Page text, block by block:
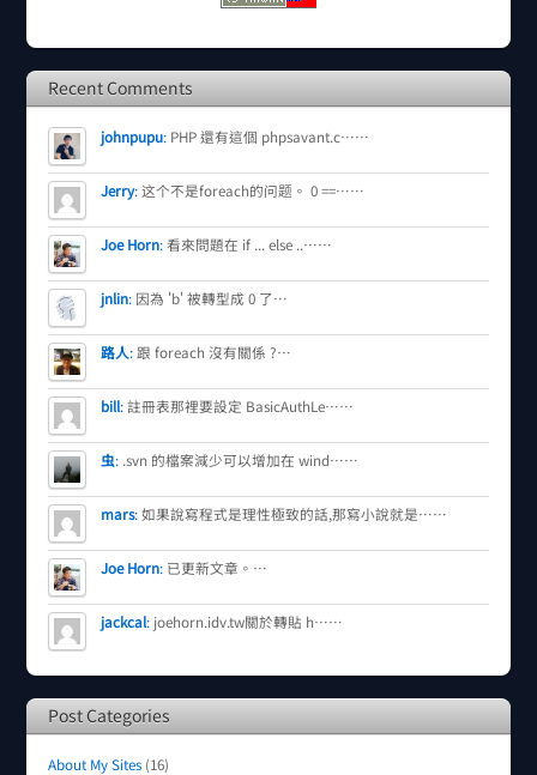
Recent Comments
johnpupu: PHP 還有這個 phpsavant.c……
Jerry:这个不是foreach的问题。 0 ==……
Joe Horn:看來問題在 if ... else ..……
jnlin: 因為 'b' 被轉型成 0 了…
路人: 跟 foreach 沒有關係 ?…
bill:註冊表那裡要設定 BasicAuthLe……
虫: .svn 的檔案減少可以增加在 wind……
mars:如果說寫程式是理性極致的話,那寫小說就是……
Joe Horn: 已更新文章。…
jackcal: joehorn.idv.tw關於轉貼 h……
Post Categories
About My Sites (16)